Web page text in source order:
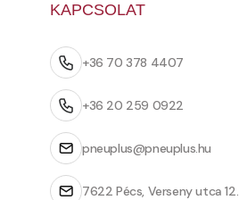
KAPCSOLAT
+36 70 378 4407
+36 20 259 0922
pneuplus@pneuplus.hu
7622 Pécs, Verseny utca 12.